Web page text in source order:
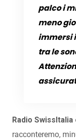
palco i
meno
immersi
tra le
Radio
racconteremo,